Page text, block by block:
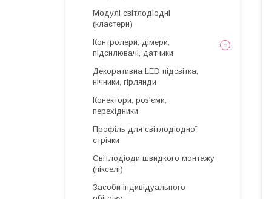
Модулі світлодіодні
(кластери)
Контролери, дімери,
підсилювачі, датчики
Декоративна LED підсвітка,
нічники, гірлянди
Конектори, роз'єми,
перехідники
Профіль для світлодіодної
стрічки
Світлодіоди швидкого монтажу
(пікселі)
Засоби індивідуального